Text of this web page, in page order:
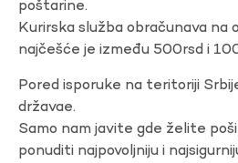
poštarine.
Kurirska služba obračunava na
najčešće je između 500rsd i
Pored isporuke na teritoriji
državae.
Samo nam javite gde želite
ponuditi najpovoljniju i